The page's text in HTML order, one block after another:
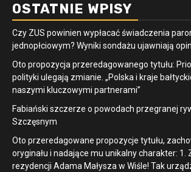
OSTATNIE WPISY
Czy ZUS powinien wypłacać świadczenia
jednopłciowym? Wyniki sondażu ujawniają
Oto propozycja przeredagowanego tytułu:
polityki ulegają zmianie. „Polska i kraje
naszymi kluczowymi partnerami”
Fabiański szczerze o powodach przegranej
Szczęsnym
Oto przeredagowane propozycje tytułu,
oryginału i nadające mu unikalny charakter: 1.
rezydencji Adama Małysza w Wiśle! Tak